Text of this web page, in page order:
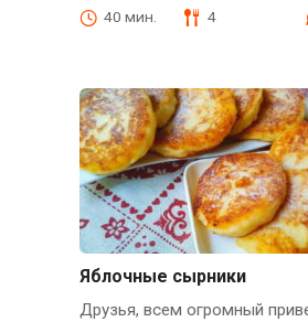
40 мин. 4
Яблочные сырники
Друзья, всем огромный